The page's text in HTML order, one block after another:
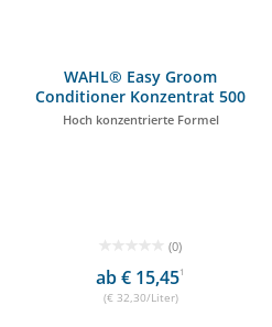
WAHL® Easy Groom
Conditioner Konzentrat 500
ml
Hoch konzentrierte Formel
(0)
ab € 15,451
(€ 32,30/Liter)